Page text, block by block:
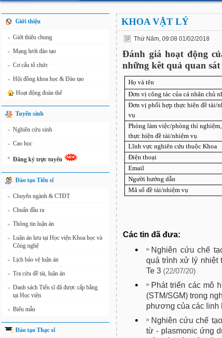
Giới thiệu
» Giới thiệu chung
» Mạng lưới đào tạo
» Cơ cấu tổ chức
» Hội đồng khoa học & Đào tạo
Hoạt động đoàn thể
Tuyển sinh
» Nghiên cứu sinh
» Cao học
» Đăng ký trực tuyến
Đào tạo Tiến sĩ
» Chuyên ngành & CTĐT
» Chuẩn đầu ra
» Thông tin luận án
» Luận án lưu tại Học viện Khoa học và
Công nghệ
» Lịch bảo vệ luận án
» Tra cứu đề tài, luận án
» Danh sách Tiến sĩ đã được cấp bằng
tại Học viện
» Biểu mẫu
Đào tạo Thạc sĩ
KHOA VẬT LÝ
Thứ Năm, 09:08 01/02/2018
Đánh giá hoạt động
những kêt quả quan
Họ và tên
Đơn vị công tác của cá nhân chủ
Đơn vị phối hợp thực hiện đề tài/
vụ
Phòng làm việc/phòng thí
thực hiện đề tài/nhiệm vụ
Lĩnh vực nghiên cứu thuộc Khoa
Điện thoại
Email
Người hướng dẫn
Mã số đề tài/nhiệm vụ
Các tin đã đưa:
Nghiên cứu chế
quá trình xử lý nhiệt
Te 3 (22/07/20)
Phát triển các mô
(STM/SGM) trong
phương của các linh
Nghiên cứu chế
từ - plasmonic ứng